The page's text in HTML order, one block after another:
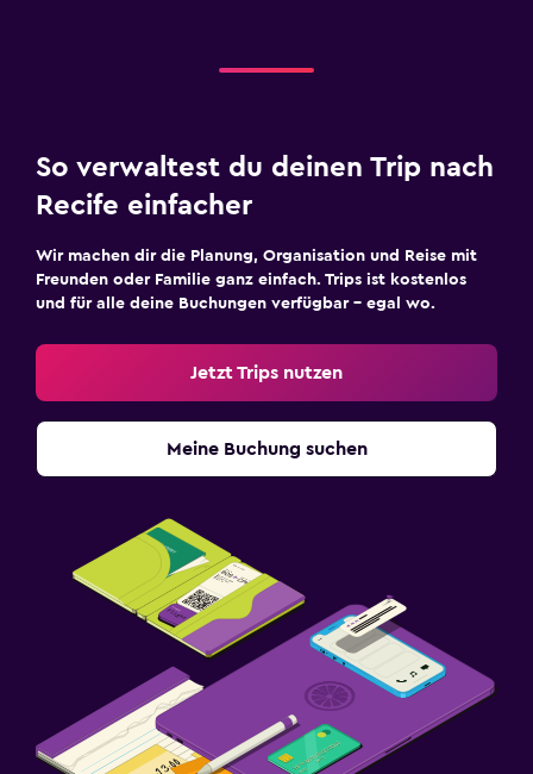
So verwaltest du deinen Trip nach
Recife einfacher
Wir machen dir die Planung, Organisation und Reise mit
Freunden oder Familie ganz einfach. Trips ist kostenlos
und für alle deine Buchungen verfügbar – egal wo.
Jetzt Trips nutzen
Meine Buchung suchen